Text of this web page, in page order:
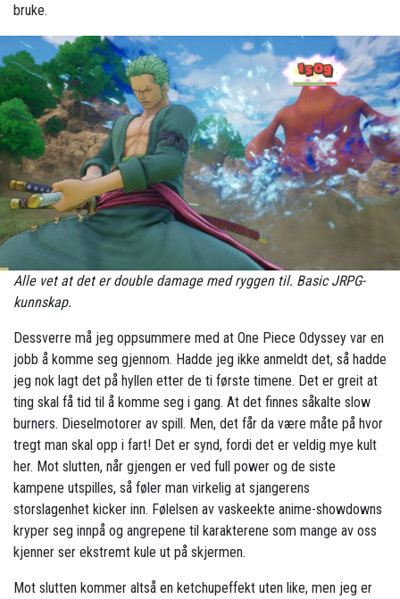
bruke.
Alle vet at det er double damage med ryggen til. Basic JRPG-
kunnskap.
Dessverre må jeg oppsummere med at One Piece Odyssey var en
jobb å komme seg gjennom. Hadde jeg ikke anmeldt det, så hadde
jeg nok lagt det på hyllen etter de ti første timene. Det er greit at
ting skal få tid til å komme seg i gang. At det finnes såkalte slow
burners. Dieselmotorer av spill. Men, det får da være måte på hvor
tregt man skal opp i fart! Det er synd, fordi det er veldig mye kult
her. Mot slutten, når gjengen er ved full power og de siste
kampene utspilles, så føler man virkelig at sjangerens
storslagenhet kicker inn. Følelsen av vaskeekte anime-showdowns
kryper seg innpå og angrepene til karakterene som mange av oss
kjenner ser ekstremt kule ut på skjermen.
Mot slutten kommer altså en ketchupeffekt uten like, men jeg er